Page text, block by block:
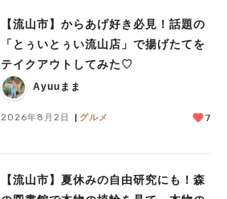
【流山市】からあげ好き必見！話題の
「とぅいとぅい流山店」で揚げたてを
テイクアウトしてみた♡
Ayuuまま
2026年8月2日 グルメ 7
【流山市】夏休みの自由研究にも！森